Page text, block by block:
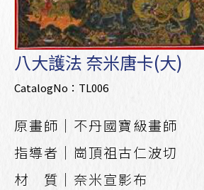
八大護法 奈米唐卡(大)
CatalogNo：TL006
原畫師｜不丹國寶級畫師
指導者｜崗頂祖古仁波切
材 質｜奈米宣影布